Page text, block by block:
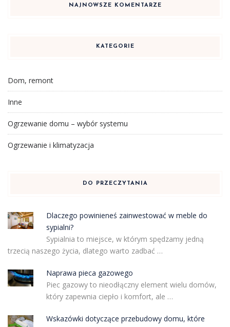
NAJNOWSZE KOMENTARZE
KATEGORIE
Dom, remont
Inne
Ogrzewanie domu – wybór systemu
Ogrzewanie i klimatyzacja
DO PRZECZYTANIA
Dlaczego powinieneś zainwestować w meble do
sypialni?
Sypialnia to miejsce, w którym spędzamy jedną
trzecią naszego życia, dlatego warto zadbać …
Naprawa pieca gazowego
Piec gazowy to nieodłączny element wielu domów,
który zapewnia ciepło i komfort, ale …
Wskazówki dotyczące przebudowy domu, które